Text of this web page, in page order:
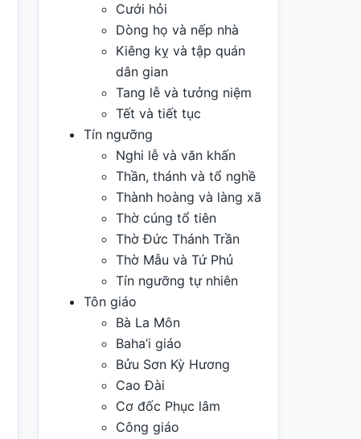
Cưới hỏi
Dòng họ và nếp nhà
Kiêng kỵ và tập quán
dân gian
Tang lễ và tưởng niệm
Tết và tiết tục
Tín ngưỡng
Nghi lễ và văn khấn
Thần, thánh và tổ nghề
Thành hoàng và làng xã
Thờ cúng tổ tiên
Thờ Đức Thánh Trần
Thờ Mẫu và Tứ Phủ
Tín ngưỡng tự nhiên
Tôn giáo
Bà La Môn
Baha’i giáo
Bửu Sơn Kỳ Hương
Cao Đài
Cơ đốc Phục lâm
Công giáo